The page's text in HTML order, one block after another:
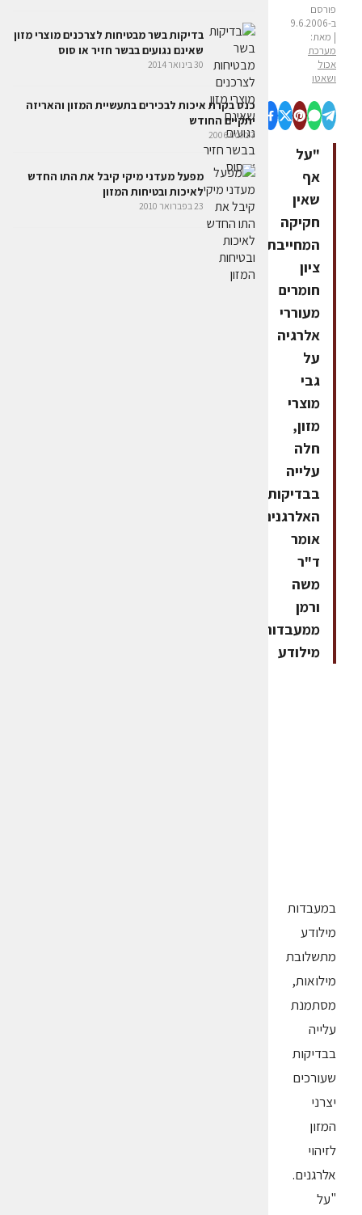
פורסם
ב-9.6.2006
| מאת:
מערכת
אכול
ושאטו
"על
אף
שאין
חקיקה
המחייבת
ציון
חומרים
מעוררי
אלרגיה
על
גבי
מוצרי
מזון,
חלה
עלייה
בבדיקות
האלרגנים",
אומר
ד"ר
משה
ורמן
ממעבדות
מילודע
במעבדות
מילודע
מתשלובת
מילואות,
מסתמנת
עלייה
בבדיקות
שעורכים
יצרני
המזון
לזיהוי
אלרגנים.
"על
בדיקות בשר מבטיחות לצרכנים מוצרי מזון
שאינם נגועים בבשר חזיר או סוס
30 בינואר 2014
כנס בקרת איכות לבכירים בתעשיית המזון והאריזה
יתקיים החודש
7 במאי 2006
מפעל מעדני מיקי קיבל את התו החדש
לאיכות ובטיחות המזון
23 בפברואר 2010